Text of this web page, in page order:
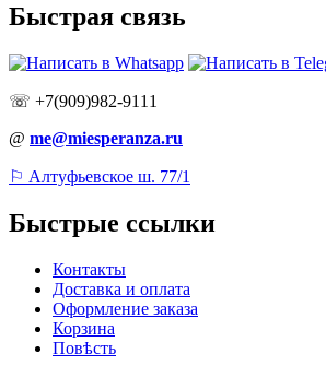
Быстрая связь
☏ +7(909)982-9111
@ me@miesperanza.ru
⚐ Алтуфьевское ш. 77/1
Быстрые ссылки
Контакты
Доставка и оплата
Оформление заказа
Корзина
Повѣсть